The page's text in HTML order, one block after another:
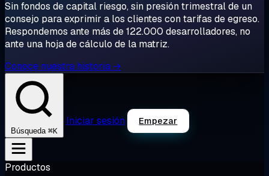
Sin fondos de capital riesgo, sin presión trimestral de un
consejo para exprimir a los clientes con tarifas de egreso.
Respondemos ante más de 122.000 desarrolladores, no
ante una hoja de cálculo de la matriz.
Conoce nuestra historia →
Búsqueda ⌘K
Iniciar sesión Empezar
Productos